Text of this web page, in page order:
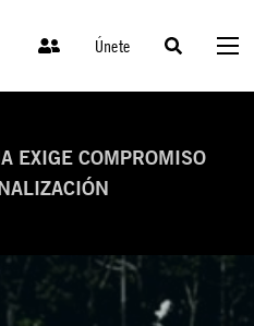
Únete
EXIGE COMPROMISO